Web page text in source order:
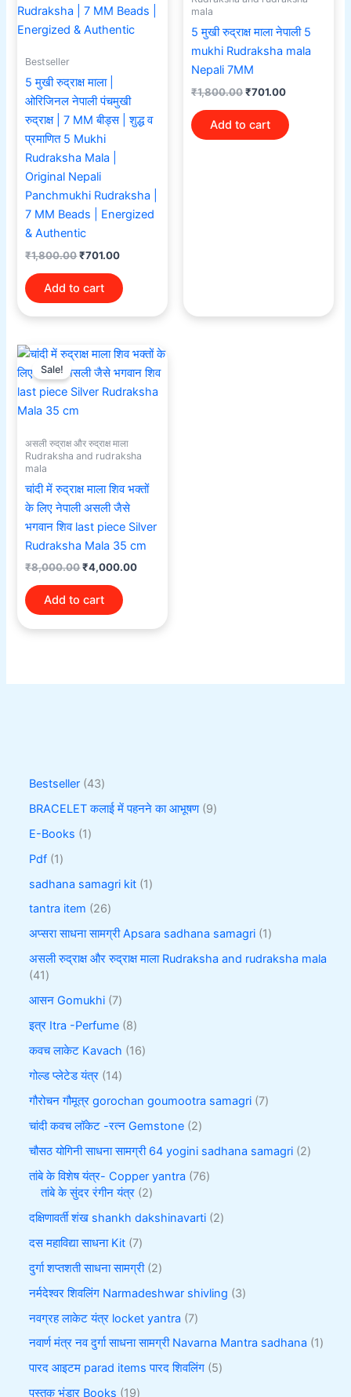
Bestseller
5 मुखी रुद्राक्ष माला |
ओरिजिनल नेपाली पंचमुखी
रुद्राक्ष | 7 MM बीड्स | शुद्ध व
प्रमाणित 5 Mukhi
Rudraksha Mala |
Original Nepali
Panchmukhi Rudraksha |
7 MM Beads | Energized
& Authentic
₹1,800.00₹701.00
Add to cart
mala
5 मुखी रुद्राक्ष माला नेपाली 5
mukhi Rudraksha mala
Nepali 7MM
₹1,800.00₹701.00
Add to cart
Sale!
असली रुद्राक्ष और रुद्राक्ष माला
Rudraksha and rudraksha
mala
चांदी में रुद्राक्ष माला शिव भक्तों
के लिए नेपाली असली जैसे
भगवान शिव last piece Silver
Rudraksha Mala 35 cm
₹8,000.00
Original
price
was:
₹8,000.00.
₹4,000.00
Current
price
is:
₹4,000.00.
Add to cart
Bestseller 43
BRACELET कलाई में पहनने का आभूषण 9
E-Books 1
Pdf 1
sadhana samagri kit 1
tantra item 26
अप्सरा साधना सामग्री Apsara sadhana samagri 1
असली रुद्राक्ष और रुद्राक्ष माला Rudraksha and rudraksha mala
41
आसन Gomukhi 7
इत्र Itra -Perfume 8
कवच लाकेट Kavach 16
गोल्ड प्लेटेड यंत्र 14
गौरोचन गौमूत्र gorochan goumootra samagri 7
चांदी कवच लॉकेट -रत्न Gemstone 2
चौसठ योगिनी साधना सामग्री 64 yogini sadhana samagri 2
तांबे के विशेष यंत्र- Copper yantra 76
तांबे के सुंदर रंगीन यंत्र 2
दक्षिणावर्ती शंख shankh dakshinavarti 2
दस महाविद्या साधना Kit 7
दुर्गा शप्तशती साधना सामग्री 2
नर्मदेश्वर शिवलिंग Narmadeshwar shivling 3
नवग्रह लाकेट यंत्र locket yantra 7
नवार्ण मंत्र नव दुर्गा साधना सामग्री Navarna Mantra sadhana 1
पारद आइटम parad items पारद शिवलिंग 5
पुस्तक भंडार Books 19